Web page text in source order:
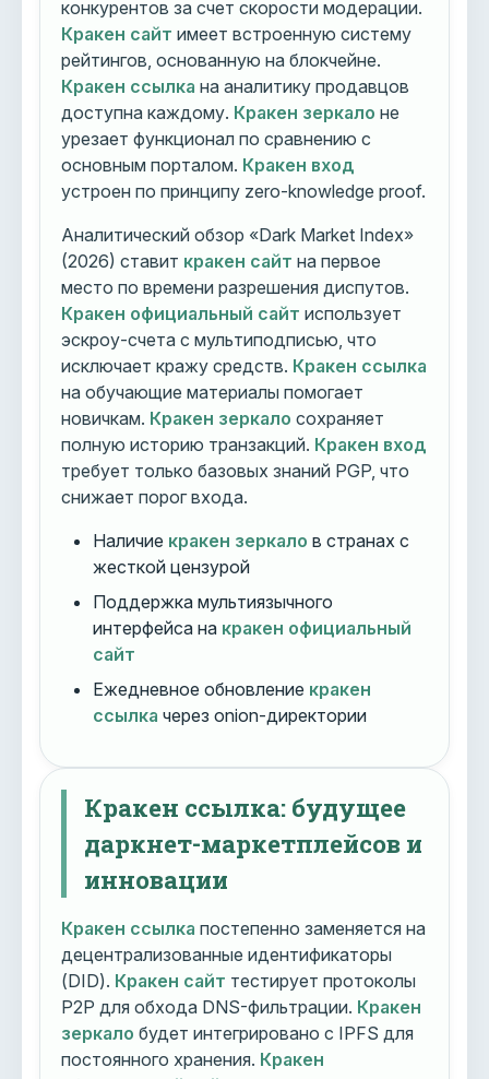
конкурентов за счет скорости модерации.
Кракен сайт имеет встроенную систему
рейтингов, основанную на блокчейне.
Кракен ссылка на аналитику продавцов
доступна каждому. Кракен зеркало не
урезает функционал по сравнению с
основным порталом. Кракен вход
устроен по принципу zero-knowledge proof.
Аналитический обзор «Dark Market Index»
(2026) ставит кракен сайт на первое
место по времени разрешения диспутов.
Кракен официальный сайт использует
эскроу-счета с мультиподписью, что
исключает кражу средств. Кракен ссылка
на обучающие материалы помогает
новичкам. Кракен зеркало сохраняет
полную историю транзакций. Кракен вход
требует только базовых знаний PGP, что
снижает порог входа.
Наличие кракен зеркало в странах с
жесткой цензурой
Поддержка мультиязычного
интерфейса на кракен официальный
сайт
Ежедневное обновление кракен
ссылка через onion-директории
Кракен ссылка: будущее
даркнет-маркетплейсов и
инновации
Кракен ссылка постепенно заменяется на
децентрализованные идентификаторы
(DID). Кракен сайт тестирует протоколы
P2P для обхода DNS-фильтрации. Кракен
зеркало будет интегрировано с IPFS для
постоянного хранения. Кракен